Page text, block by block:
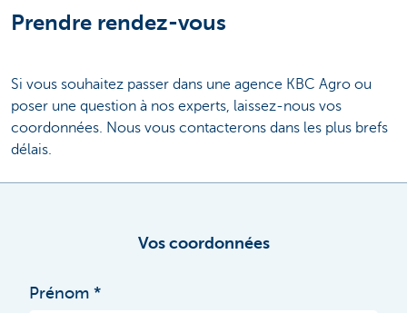
Prendre rendez-vous
Si vous souhaitez passer dans une agence KBC Agro ou
poser une question à nos experts, laissez-nous vos
coordonnées. Nous vous contacterons dans les plus brefs
délais.
Vos coordonnées
Prénom